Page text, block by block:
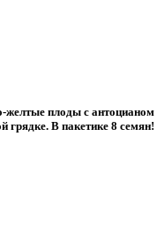
плоды с
грядке. В пакетике 8 семян!